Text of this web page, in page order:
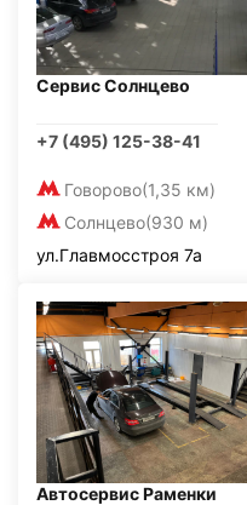
Сервис Солнцево
+7 (495) 125-38-41
Говорово(1,35 км)
Солнцево(930 м)
ул.Главмосстроя 7а
Автосервис Раменки